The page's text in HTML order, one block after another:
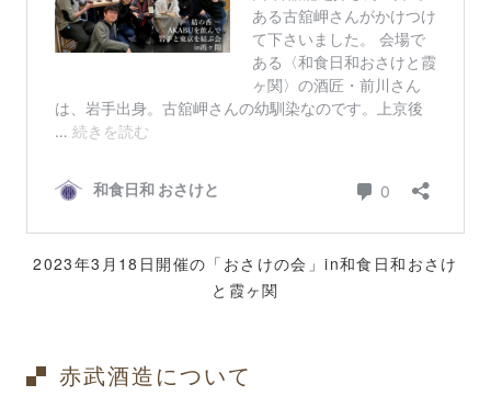
2023年3月18日開催の「おさけの会」in和食日和おさけ
と霞ヶ関
赤武酒造について